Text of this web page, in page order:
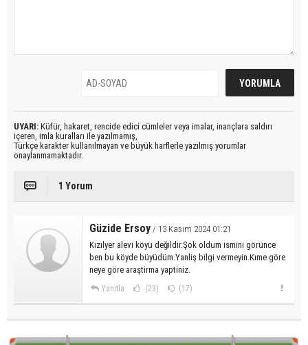
UYARI: Küfür, hakaret, rencide edici cümleler veya imalar, inançlara saldırı
içeren, imla kuralları ile yazılmamış,
Türkçe karakter kullanılmayan ve büyük harflerle yazılmış yorumlar
onaylanmamaktadır.
1 Yorum
Güzide Ersoy / 13 Kasım 2024 01:21
Kızılyer alevi köyü değildir.Şok oldum ismini görünce
ben bu köyde büyüdüm.Yanliş bilgi vermeyin.Kıme göre
neye göre araştirma yaptiniz.
Yanıtla (23) (17)